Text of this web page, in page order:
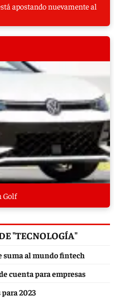
apostando nuevamente al
Golf
"TECNOLOGÍA"
suma al mundo fintech
cuenta para empresas
2023